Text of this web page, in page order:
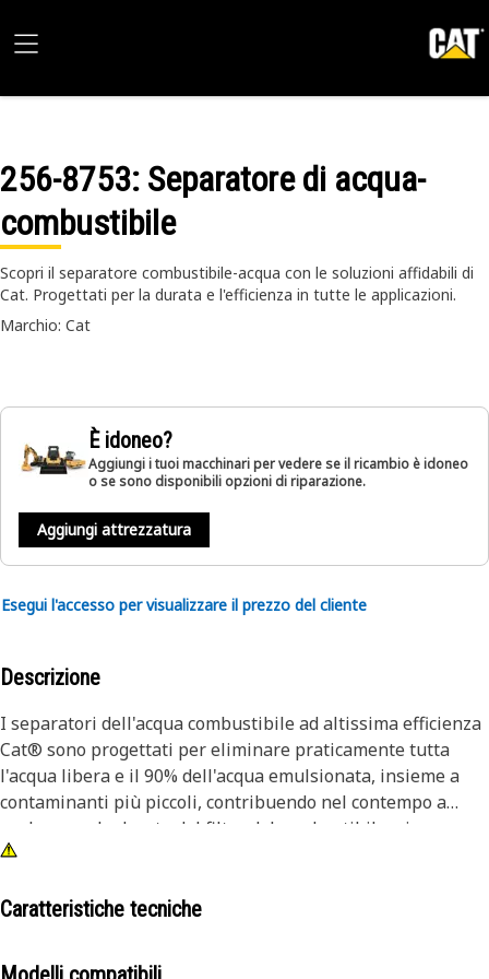
256-8753: Separatore di acqua-
combustibile
Scopri il separatore combustibile-acqua con le soluzioni affidabili di
Cat. Progettati per la durata e l'efficienza in tutte le applicazioni.
Marchio: Cat
È idoneo?
Aggiungi i tuoi macchinari per vedere se il ricambio è idoneo
o se sono disponibili opzioni di riparazione.
Aggiungi attrezzatura
Esegui l'accesso per visualizzare il prezzo del cliente
Descrizione
I separatori dell'acqua combustibile ad altissima efficienza
Cat® sono progettati per eliminare praticamente tutta
l'acqua libera e il 90% dell'acqua emulsionata, insieme a
contaminanti più piccoli, contribuendo nel contempo a
prolungare la durata del filtro del combustibile e i
sofisticati iniettori di carburante. Consulta i risultati dei
un aumento del consumo di combustibile, motivo per cui è
Caratteristiche tecniche